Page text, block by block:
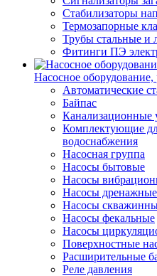
Стабилизаторы
Термозапорные
Трубы стальные и
Фитинги ПЭ
Насосное
Автоматические
Байпас
Канализационные
Комплектующие
водоснабжения
Насосная группа
Насосы бытовые
Насосы
Насосы дренажные
Насосы
Насосы фекальные
Насосы
Поверхностные
Расширительные
Реле давления